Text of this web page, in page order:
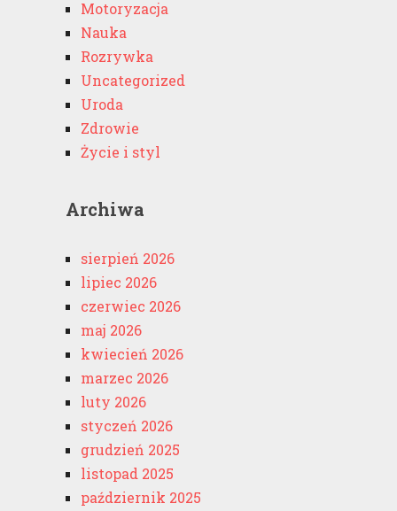
Motoryzacja
Nauka
Rozrywka
Uncategorized
Uroda
Zdrowie
Życie i styl
Archiwa
sierpień 2026
lipiec 2026
czerwiec 2026
maj 2026
kwiecień 2026
marzec 2026
luty 2026
styczeń 2026
grudzień 2025
listopad 2025
październik 2025